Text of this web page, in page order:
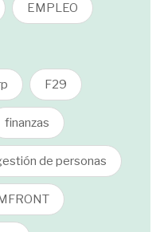
EMPLEO
F29
finanzas
de personas